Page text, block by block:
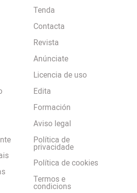
Tenda
Contacta
Revista
Anúnciate
Licencia de uso
Edita
Formación
Aviso legal
Política de
privacidade
Política de cookies
Termos e
condicions